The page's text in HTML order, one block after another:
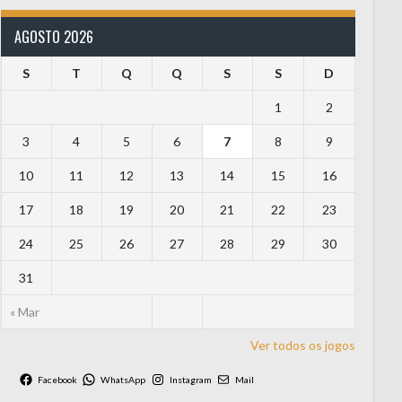
AGOSTO 2026
S T Q Q S S D
« Mar
1 2
3 4 5 6 7 8 9
10 11 12 13 14 15 16
17 18 19 20 21 22 23
24 25 26 27 28 29 30
31
Ver todos os jogos
Facebook WhatsApp Instagram Mail